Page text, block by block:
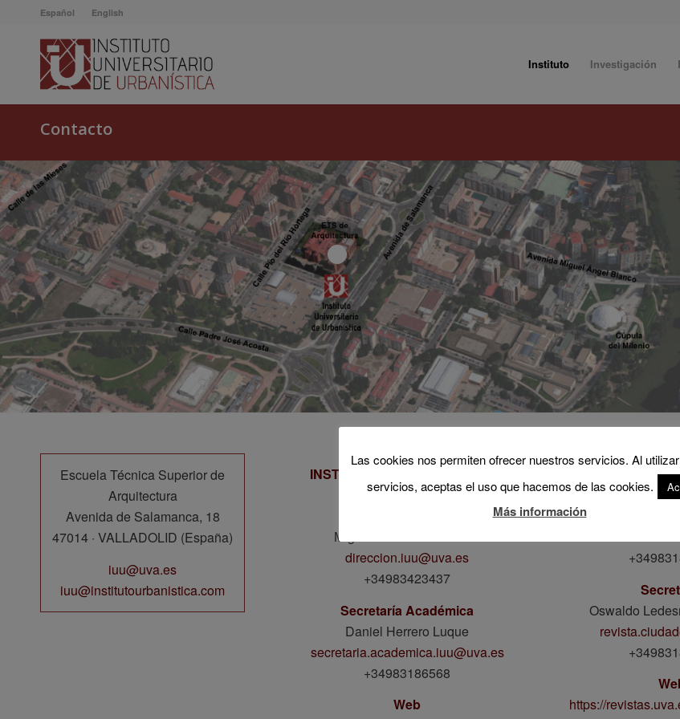
Español English
Instituto Investigación
Contacto
1
Escuela Técnica Superior de
Arquitectura
Avenida de Salamanca, 18
47014 · VALLADOLID (España)
iuu@uva.es
iuu@institutourbanistica.com
INSTITUTO UNIVERSITARIO DE
URBANÍSTICA
Miguel Fernández Maroto
direccion.iuu@uva.es
+34983423437
Secretaría Académica
Daniel Herrero Luque
secretaria.academica.iuu@uva.es
+34983186568
Web
REVISTA
Oswaldo
https://
Las cookies nos permiten ofrecer nuestros servicios. Al
servicios, aceptas el uso que hacemos de las cookies.
Más información